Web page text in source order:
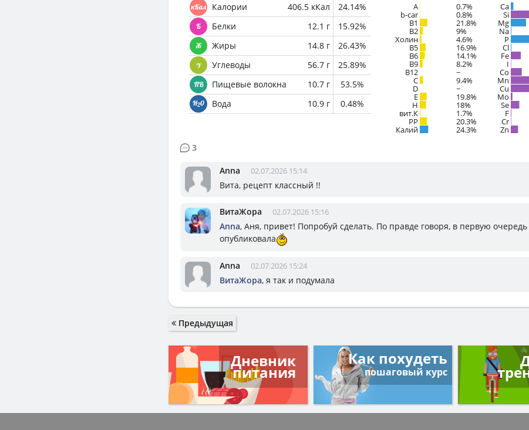
Калории
406.5 кКал
24.14%
Белки
12.1 г
15.92%
Жиры
14.8 г
26.43%
Углеводы
56.7 г
25.89%
Пищевые волокна
10.7 г
53.5%
Вода
10.9 г 0.48%
A
0.7%
b-car 0.8%
В1 21.8%
B2 9%
Холин 4.6%
B5 16.9%
B6 14.1%
B9 8.2%
B12 ~
C 9.4%
D ~
E 19.8%
H 18%
вит.К 1.7%
PP 20.3%
Калий 24.3%
Ca
Si
Mg
Na
P
Cl
Fe
I
Co
Mn
Cu
Mo
Se
F
Cr
Zn
3
Anna 02.07.2026 15:14
Вита, рецепт классный !!
ВитаЖора 02.07.2026 15:16
Anna, Аня, привет! Попробуй сделать. По правде говоря, в первую очередь
опубликовала
Anna 02.07.2026 15:24
ВитаЖора, я так и подумала
Предыдущая
Дневник
питания
Как похудеть
пошаговый курс